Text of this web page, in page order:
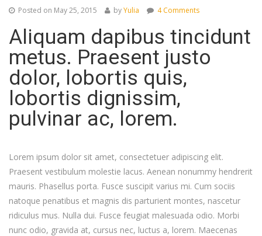
Posted on May 25, 2015 byYulia 4 Comments
Aliquam dapibus tincidunt
metus. Praesent justo
dolor, lobortis quis,
lobortis dignissim,
pulvinar ac, lorem.
Lorem ipsum dolor sit amet, consectetuer adipiscing elit.
Praesent vestibulum molestie lacus. Aenean nonummy hendrerit
mauris. Phasellus porta. Fusce suscipit varius mi. Cum sociis
natoque penatibus et magnis dis parturient montes, nascetur
ridiculus mus. Nulla dui. Fusce feugiat malesuada odio. Morbi
nunc odio, gravida at, cursus nec, luctus a, lorem. Maecenas